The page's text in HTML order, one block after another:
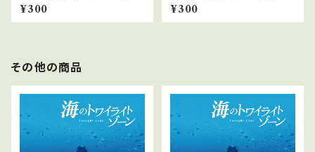
しの里〜四季」より
¥300
しの里〜四季」より
¥300
その他の商品